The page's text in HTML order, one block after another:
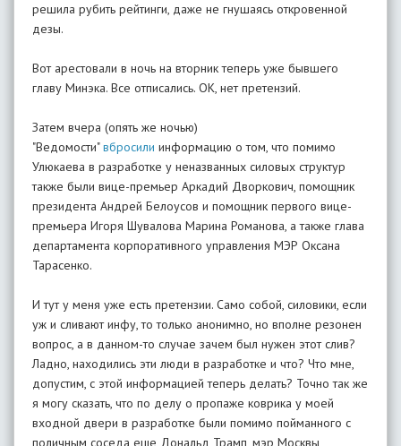
решила рубить рейтинги, даже не гнушаясь откровенной
дезы.
Вот арестовали в ночь на вторник теперь уже бывшего
главу Минэка. Все отписались. ОК, нет претензий.
Затем вчера (опять же ночью)
"Ведомости"вбросили информацию о том, что помимо
Улюкаева в разработке у неназванных силовых структур
также были вице-премьер Аркадий Дворкович, помощник
президента Андрей Белоусов и помощник первого вице-
премьера Игоря Шувалова Марина Романова, а также глава
департамента корпоративного управления МЭР Оксана
Тарасенко.
И тут у меня уже есть претензии. Само собой, силовики, если
уж и сливают инфу, то только анонимно, но вполне резонен
вопрос, а в данном-то случае зачем был нужен этот слив?
Ладно, находились эти люди в разработке и что? Что мне,
допустим, с этой информацией теперь делать? Точно так же
я могу сказать, что по делу о пропаже коврика у моей
входной двери в разработке были помимо пойманного с
поличным соседа еще Дональд Трамп, мэр Москвы